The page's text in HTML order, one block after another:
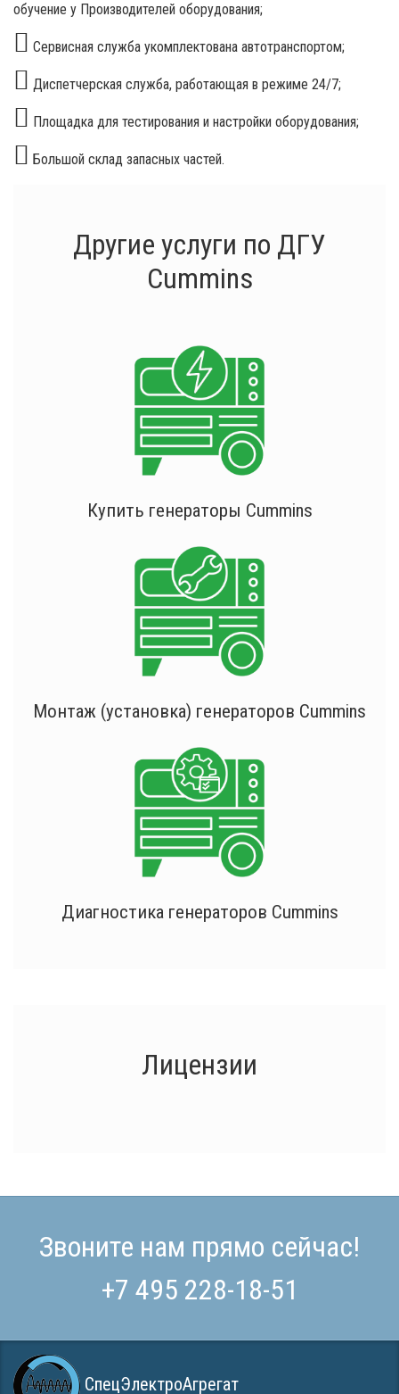
обучение у Производителей оборудования;
Сервисная служба укомплектована автотранспортом;
Диспетчерская служба, работающая в режиме 24/7;
Площадка для тестирования и настройки оборудования;
Большой склад запасных частей.
Другие услуги по ДГУ
Cummins
Купить генераторы Cummins
Монтаж (установка) генераторов Cummins
Диагностика генераторов Cummins
Лицензии
Звоните нам прямо сейчас!
+7 495 228-18-51
СпецЭлектроАгрегат